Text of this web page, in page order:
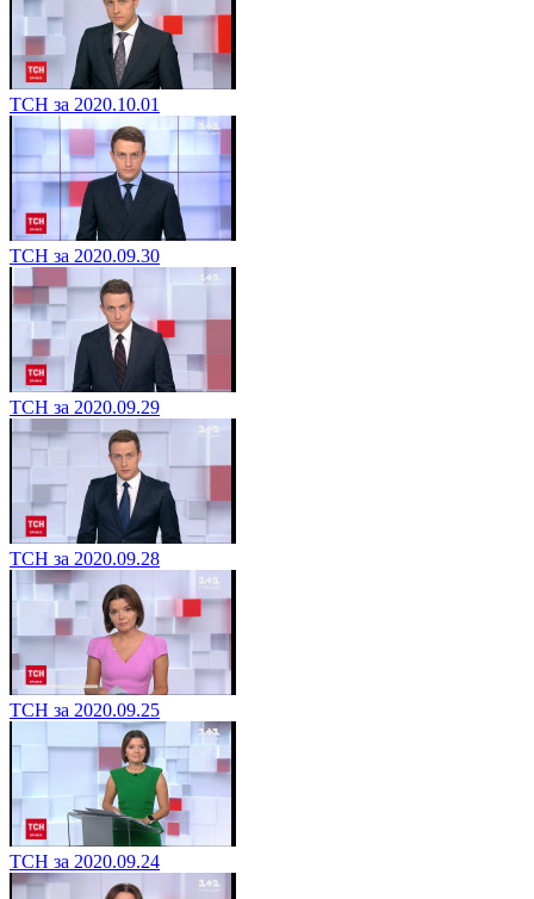
ТСН за 2020.10.01
ТСН за 2020.09.30
ТСН за 2020.09.29
ТСН за 2020.09.28
ТСН за 2020.09.25
ТСН за 2020.09.24